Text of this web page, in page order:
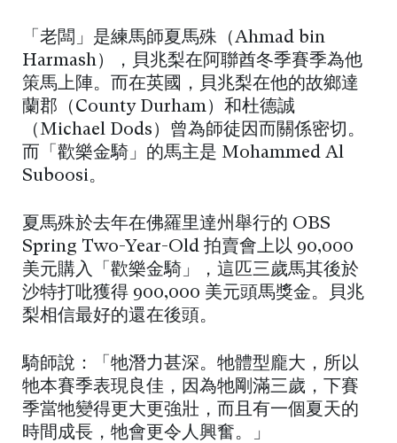
「老闆」是練馬師夏馬殊（Ahmad bin
Harmash），貝兆梨在阿聯酋冬季賽季為他
策馬上陣。而在英國，貝兆梨在他的故鄉達
蘭郡（County Durham）和杜德誠
（Michael Dods）曾為師徒因而關係密切。
而「歡樂金騎」的馬主是 Mohammed Al
Suboosi。
夏馬殊於去年在佛羅里達州舉行的 OBS
Spring Two-Year-Old 拍賣會上以 90,000
美元購入「歡樂金騎」，這匹三歲馬其後於
沙特打吡獲得 900,000 美元頭馬獎金。貝兆
梨相信最好的還在後頭。
騎師說：「牠潛力甚深。牠體型龐大，所以
牠本賽季表現良佳，因為牠剛滿三歲，下賽
季當牠變得更大更強壯，而且有一個夏天的
時間成長，牠會更令人興奮。」